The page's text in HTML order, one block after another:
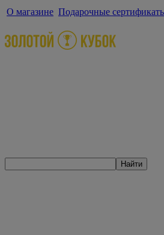
О магазине Подарочные
Найти